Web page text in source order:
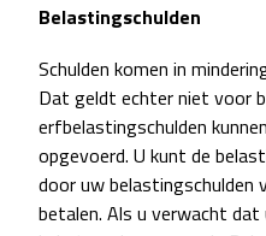
Belastingschulden
Schulden komen in
Dat geldt echter niet voor
erfbelastingschulden
opgevoerd. U kunt de
door uw belastingschulden
betalen. Als u verwacht